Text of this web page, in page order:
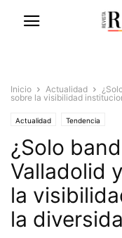
Inicio Actualidad
sobre la visibilidad
Actualidad Tendencia
¿Solo
Valladolid
la
la